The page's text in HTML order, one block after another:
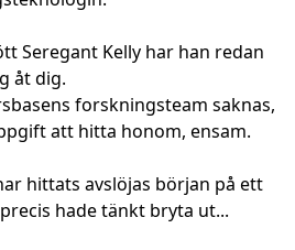
Seregant Kelly har han redan
åt dig.
forskningsteam saknas,
att hitta honom, ensam.
hittats avslöjas början på ett
hade tänkt bryta ut...